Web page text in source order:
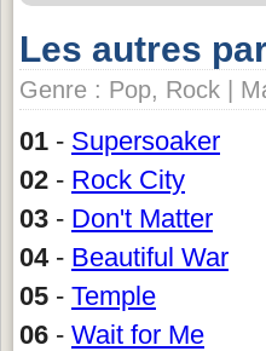
Les autres
Genre : Pop, Rock |
01 - Supersoaker
02 - Rock City
03 - Don't Matter
04- Beautiful War
05 - Temple
06 - Wait for Me